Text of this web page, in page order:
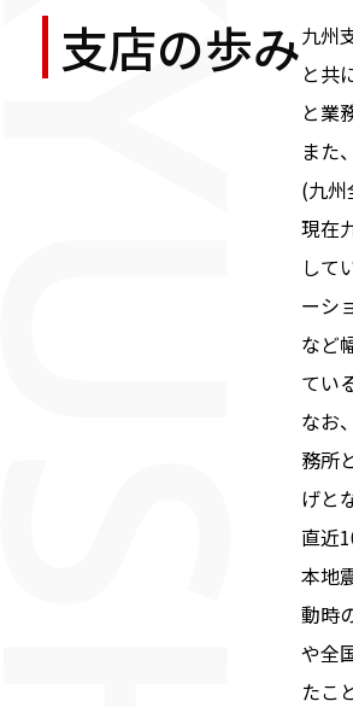
支店の歩み九州
と共
と業
また
(九州
現在
して
ーシ
など
てい
なお
務所
げと
直近
本地
動時
や全
たこ